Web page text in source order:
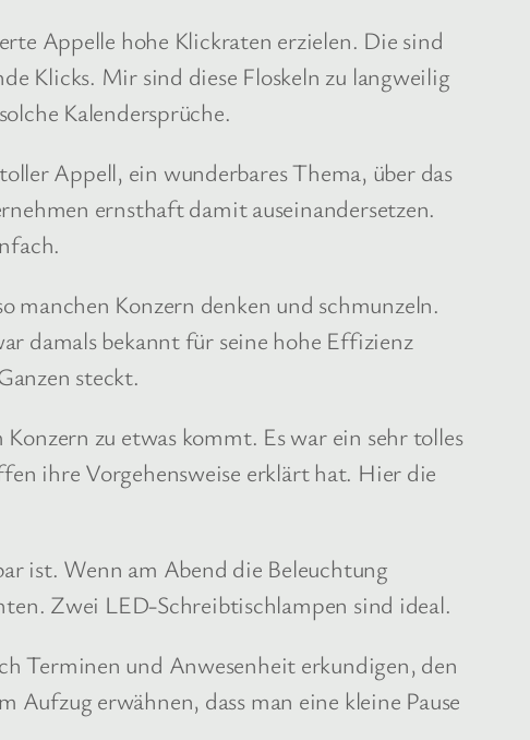
Appelle hohe Klickraten erzielen. Die sind
Klicks. Mir sind diese Floskeln zu langweilig
Kalendersprüche.
Appell, ein wunderbares Thema, über das
ernsthaft damit auseinandersetzen.
manchen Konzern denken und schmunzeln.
damals bekannt für seine hohe Effizienz
steckt.
zu etwas kommt. Es war ein sehr tolles
ihre Vorgehensweise erklärt hat. Hier die
ist. Wenn am Abend die Beleuchtung
Zwei LED-Schreibtischlampen sind ideal.
Terminen und Anwesenheit erkundigen, den
erwähnen, dass man eine kleine Pause